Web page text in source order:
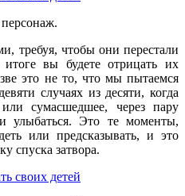
требуя, чтобы они перестали
вы будете отрицать их
это не то, что мы пытаемся
случаях из десяти, когда
сумасшедшее, через пару
улыбаться. Это те моменты,
или предсказывать, и это
спуска затвора.